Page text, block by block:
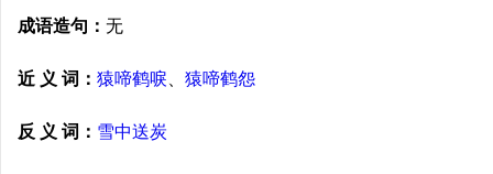
成语造句： 无
近 义 词： 猿啼鹤唳 猿啼鹤怨
反 义 词： 雪中送炭